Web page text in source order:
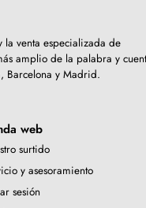
la venta especializada de
amplio de la palabra y
Barcelona y Madrid.
web
surtido
y asesoramiento
sesión